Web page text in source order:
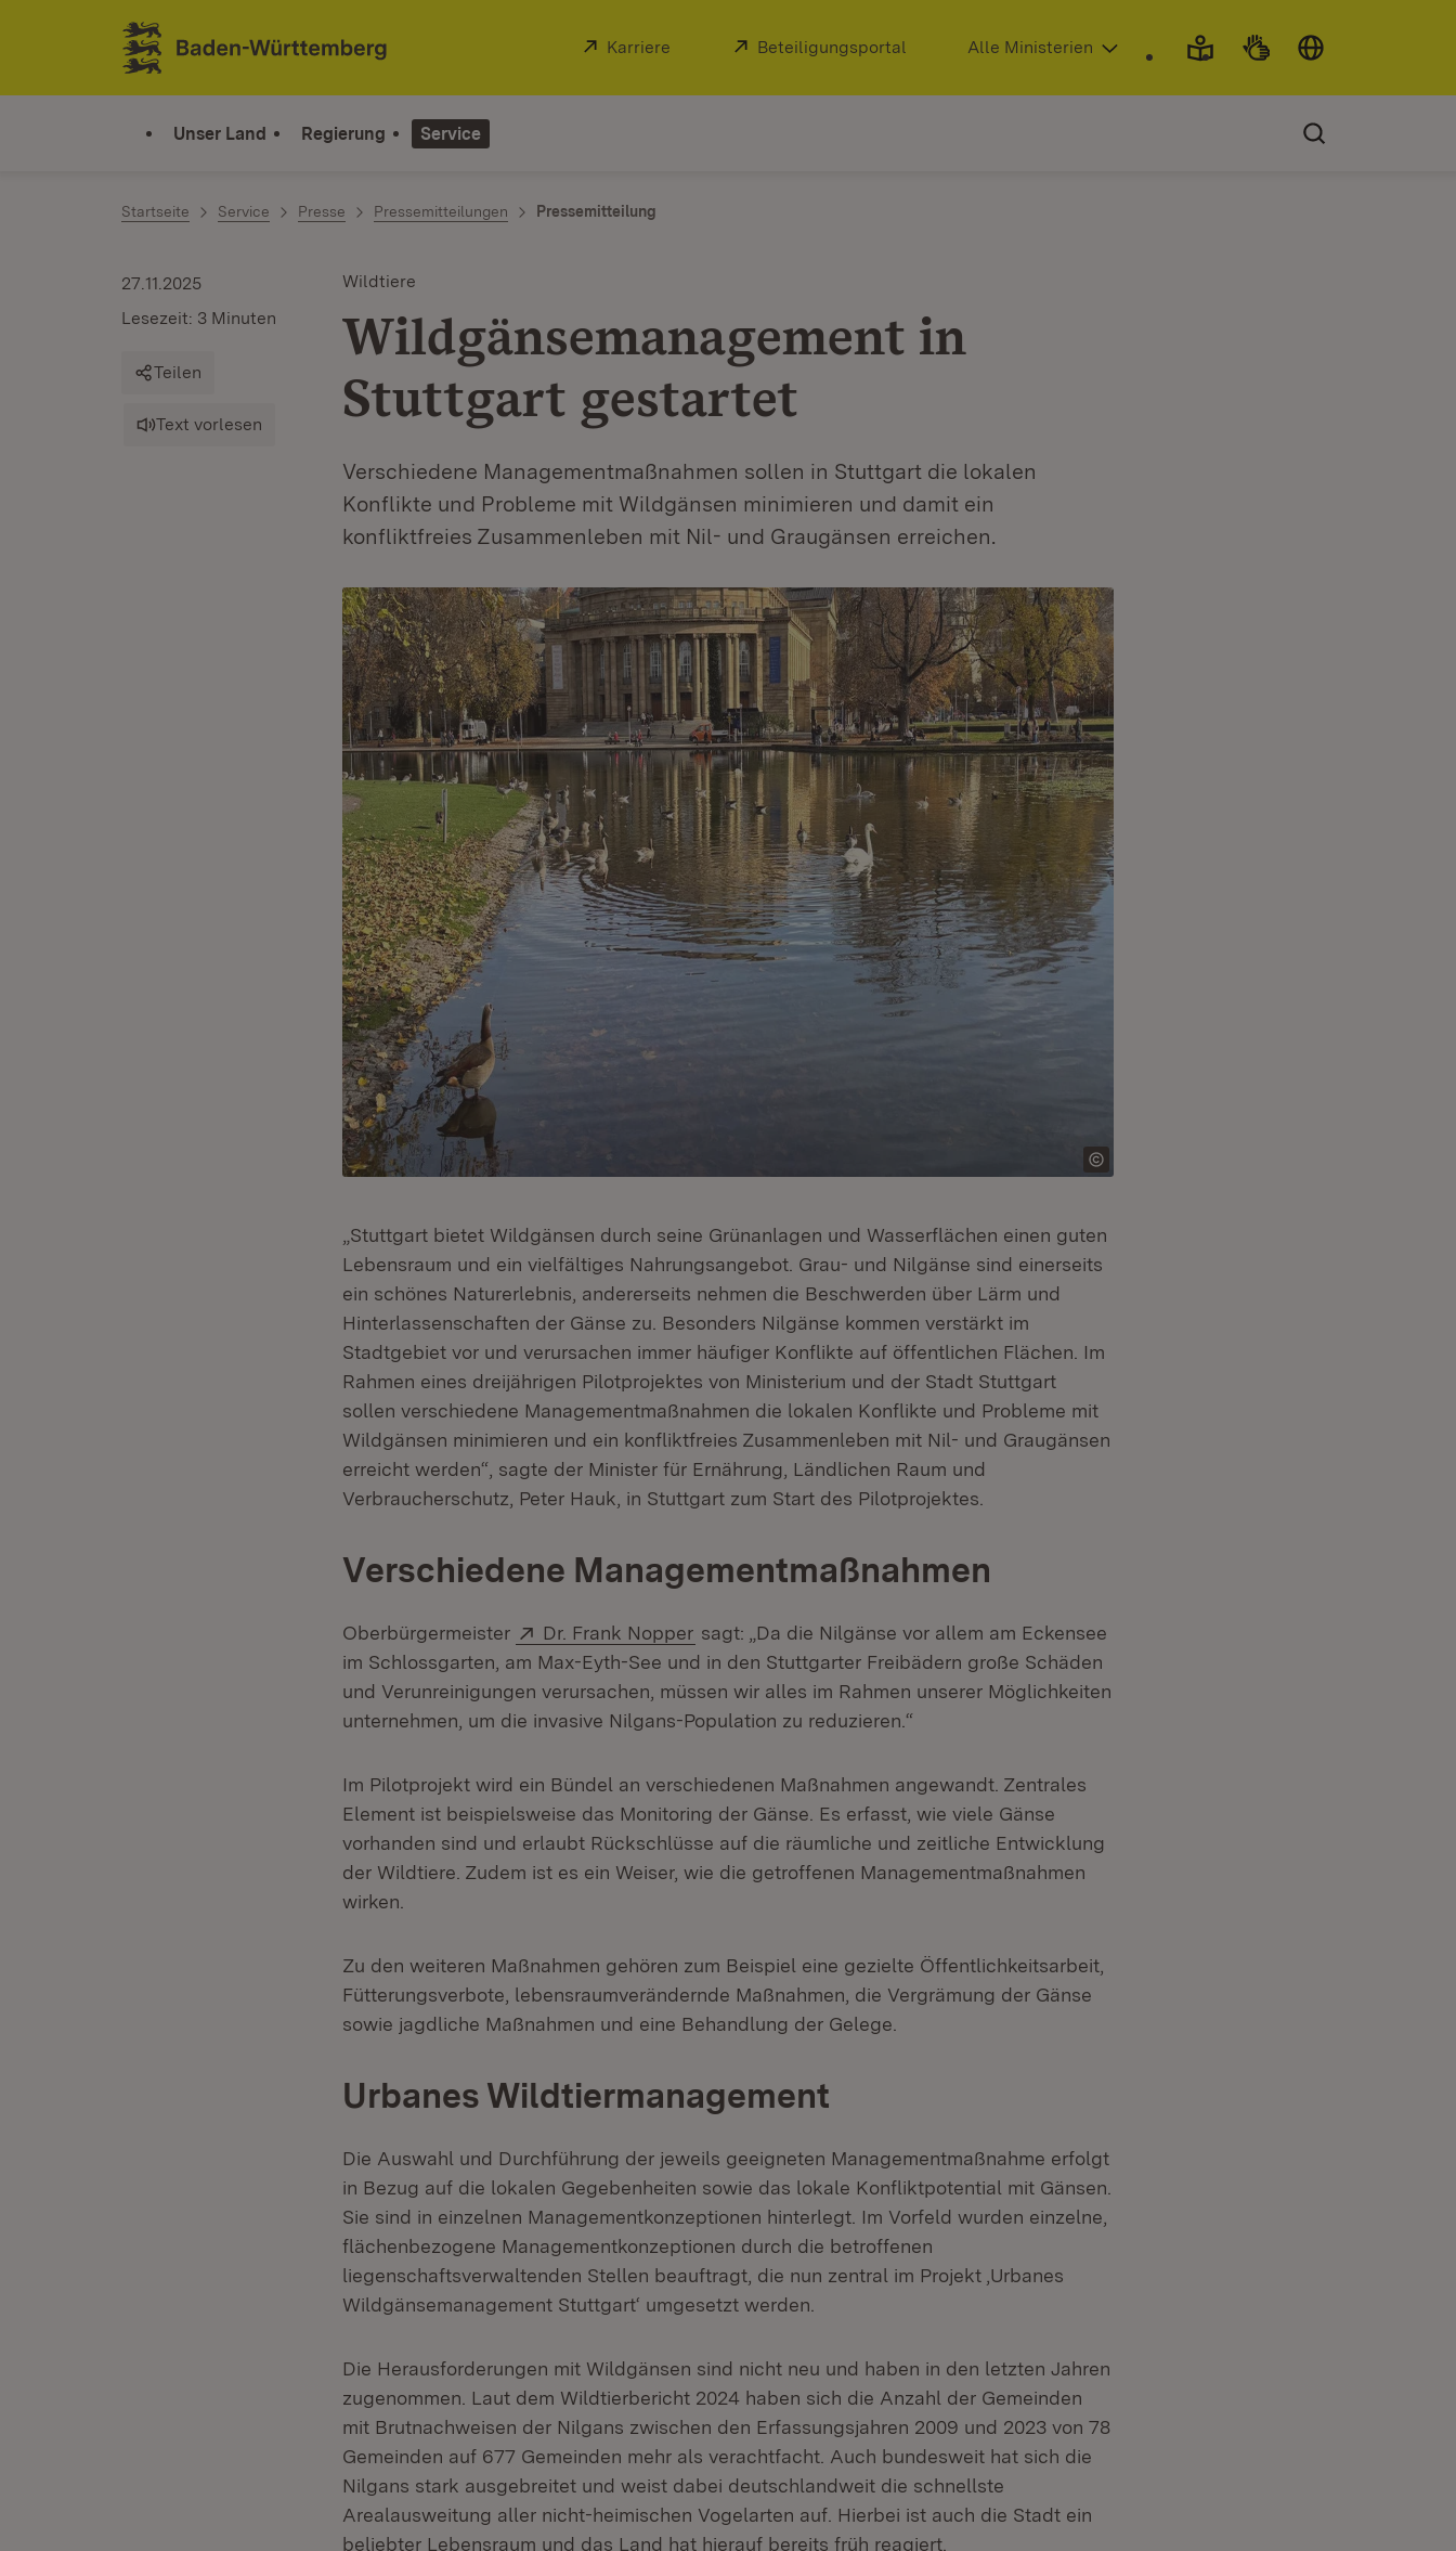
Zum Inhalt springen
Link zur Startseite
Extern:
Karriere (Öffnet in neuem Fenster)
Extern:
Beteiligungsportal (Öffnet in neuem Fenster)
Alle Ministerien
Unser Land Regierung Service
Startseite Service Presse Pressemitteilungen Pressemitteilung
Wildtiere
Wildgänsemanagement in
Stuttgart gestartet
Verschiedene Managementmaßnahmen sollen in Stuttgart die lokalen
Konflikte und Probleme mit Wildgänsen minimieren und damit ein
konfliktfreies Zusammenleben mit Nil- und Graugänsen erreichen.
27.11.2025
Lesezeit: 3 Minuten
Teilen
Text vorlesen
„Stuttgart bietet Wildgänsen durch seine Grünanlagen und Wasserflächen einen guten
Lebensraum und ein vielfältiges Nahrungsangebot. Grau- und Nilgänse sind einerseits
ein schönes Naturerlebnis, andererseits nehmen die Beschwerden über Lärm und
Hinterlassenschaften der Gänse zu. Besonders Nilgänse kommen verstärkt im
Stadtgebiet vor und verursachen immer häufiger Konflikte auf öffentlichen Flächen. Im
Rahmen eines dreijährigen Pilotprojektes von Ministerium und der Stadt Stuttgart
sollen verschiedene Managementmaßnahmen die lokalen Konflikte und Probleme mit
Wildgänsen minimieren und ein konfliktfreies Zusammenleben mit Nil- und Graugänsen
erreicht werden“, sagte der Minister für Ernährung, Ländlichen Raum und
Verbraucherschutz, Peter Hauk, in Stuttgart zum Start des Pilotprojektes.
Verschiedene Managementmaßnahmen
Oberbürgermeister Extern:
Dr. Frank Nopper (Öffnet in neuem Fenster)
sagt: „Da die Nilgänse vor allem am Eckensee
im Schlossgarten, am Max-Eyth-See und in den Stuttgarter Freibädern große Schäden
und Verunreinigungen verursachen, müssen wir alles im Rahmen unserer Möglichkeiten
unternehmen, um die invasive Nilgans-Population zu reduzieren.“
Im Pilotprojekt wird ein Bündel an verschiedenen Maßnahmen angewandt. Zentrales
Element ist beispielsweise das Monitoring der Gänse. Es erfasst, wie viele Gänse
vorhanden sind und erlaubt Rückschlüsse auf die räumliche und zeitliche Entwicklung
der Wildtiere. Zudem ist es ein Weiser, wie die getroffenen Managementmaßnahmen
wirken.
Zu den weiteren Maßnahmen gehören zum Beispiel eine gezielte Öffentlichkeitsarbeit,
Fütterungsverbote, lebensraumverändernde Maßnahmen, die Vergrämung der Gänse
sowie jagdliche Maßnahmen und eine Behandlung der Gelege.
Urbanes Wildtiermanagement
Die Auswahl und Durchführung der jeweils geeigneten Managementmaßnahme erfolgt
in Bezug auf die lokalen Gegebenheiten sowie das lokale Konfliktpotential mit Gänsen.
Sie sind in einzelnen Managementkonzeptionen hinterlegt. Im Vorfeld wurden einzelne,
flächenbezogene Managementkonzeptionen durch die betroffenen
liegenschaftsverwaltenden Stellen beauftragt, die nun zentral im Projekt ‚Urbanes
Wildgänsemanagement Stuttgart‘ umgesetzt werden.
Die Herausforderungen mit Wildgänsen sind nicht neu und haben in den letzten Jahren
zugenommen. Laut dem Wildtierbericht 2024 haben sich die Anzahl der Gemeinden
mit Brutnachweisen der Nilgans zwischen den Erfassungsjahren 2009 und 2023 von 78
Gemeinden auf 677 Gemeinden mehr als verachtfacht. Auch bundesweit hat sich die
Nilgans stark ausgebreitet und weist dabei deutschlandweit die schnellste
Arealausweitung aller nicht-heimischen Vogelarten auf. Hierbei ist auch die Stadt ein
beliebter Lebensraum und das Land hat hierauf bereits früh reagiert.